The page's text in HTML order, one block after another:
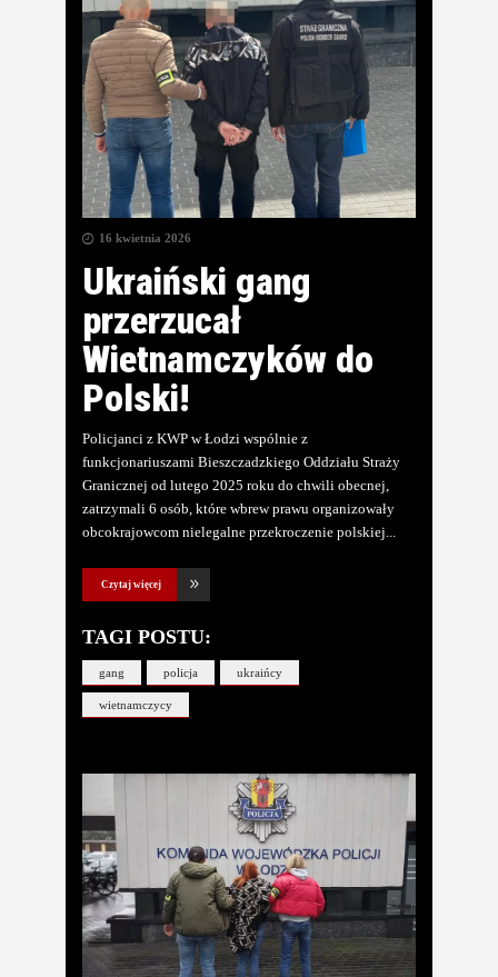
16 kwietnia 2026
Ukraiński gang
przerzucał
Wietnamczyków do
Polski!
Policjanci z KWP w Łodzi wspólnie z
funkcjonariuszami Bieszczadzkiego Oddziału Straży
Granicznej od lutego 2025 roku do chwili obecnej,
zatrzymali 6 osób, które wbrew prawu organizowały
obcokrajowcom nielegalne przekroczenie polskiej
Czytaj więcej
TAGI POSTU:
gang policja ukraińcy
wietnamczycy